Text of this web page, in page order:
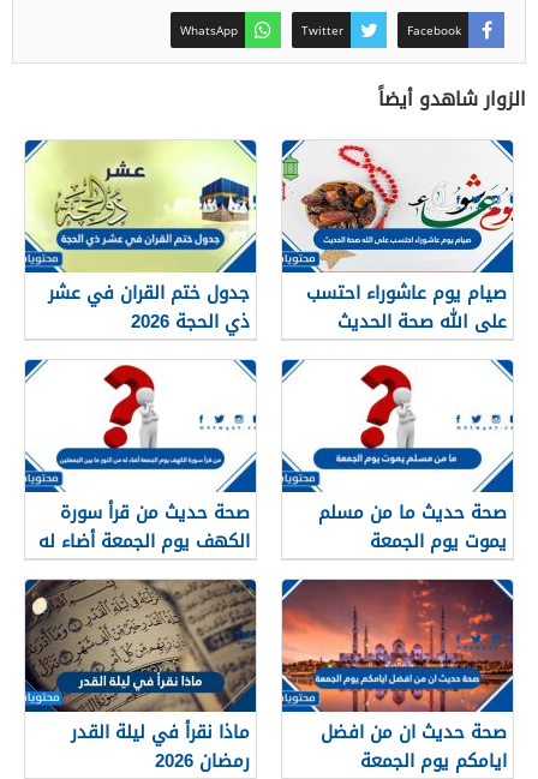
Facebook
Twitter
WhatsApp
الزوار شاهدو أيضاً
صيام يوم عاشوراء احتسب
على الله صحة الحديث
جدول ختم القران في عشر
ذي الحجة 2026
صحة حديث ما من مسلم
يموت يوم الجمعة
صحة حديث من قرأ سورة
الكهف يوم الجمعة أضاء له
من النور ما بين الجمعتين
صحة حديث ان من افضل
ايامكم يوم الجمعة
ماذا نقرأ في ليلة القدر
رمضان 2026